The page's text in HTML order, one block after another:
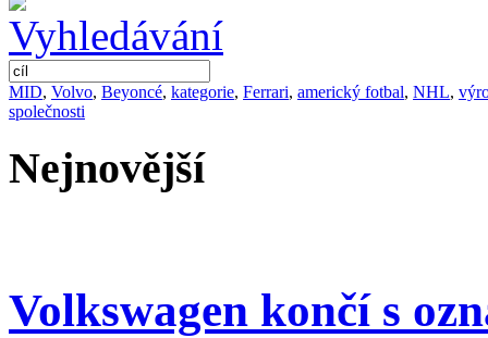
MID, Volvo, Beyoncé, kategorie, Ferrari, americký fotbal, NHL,
společnosti
Nejnovější
Volkswagen končí s